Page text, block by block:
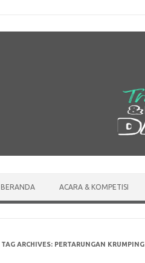
BERANDA ACARA & KOMPETISI
TAG ARCHIVES: PERTARUNGAN KRUMPING